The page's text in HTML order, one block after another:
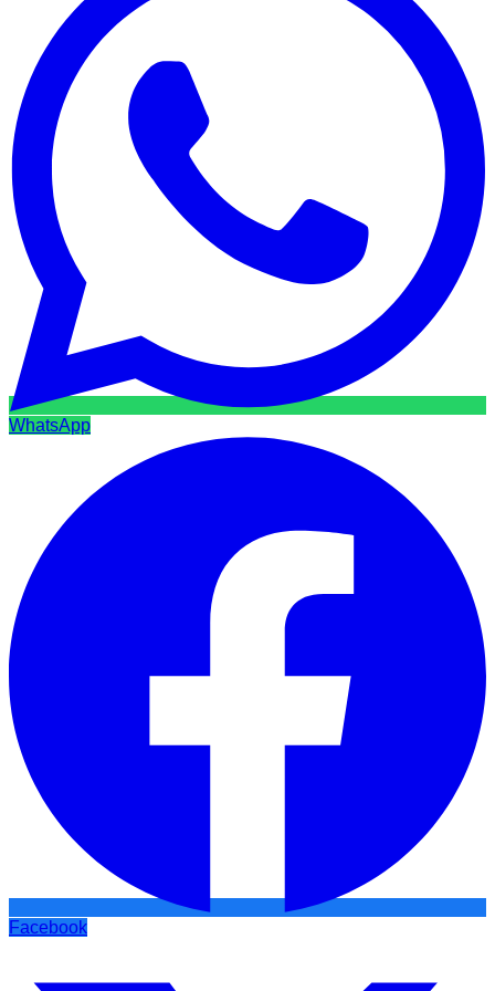
WhatsApp
Facebook